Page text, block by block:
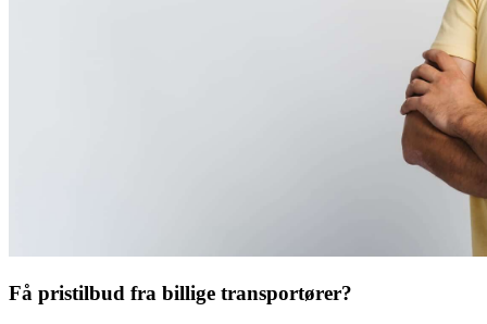
Få pristilbud fra billige transportører?